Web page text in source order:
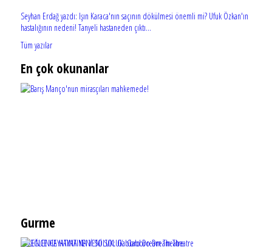
Seyhan Erdağ yazdı: Işın Karaca'nın saçının dökülmesi önemli mi? Ufuk Özkan'ın
hastalığının nedeni! Tanyeli hastaneden çıktı...
Tüm yazılar
En çok okunanlar
Gurme
EĞLENCE HAYATINA YENİ SOLUK: Gabbro Dream Theatre